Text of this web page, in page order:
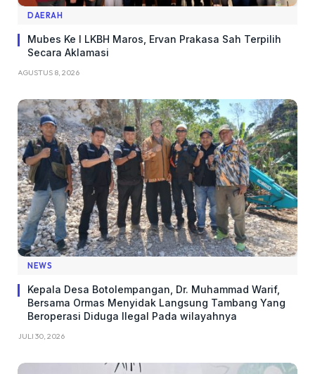
DAERAH
Mubes Ke I LKBH Maros, Ervan Prakasa Sah Terpilih
Secara Aklamasi
AGUSTUS 8, 2026
NEWS
Kepala Desa Botolempangan, Dr. Muhammad Warif,
Bersama Ormas Menyidak Langsung Tambang Yang
Beroperasi Diduga Ilegal Pada wilayahnya
JULI 30, 2026